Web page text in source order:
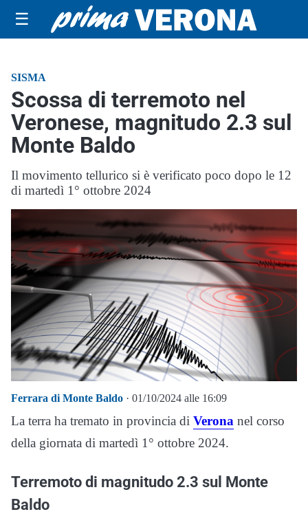
☰
SISMA
Scossa di terremoto nel
Veronese, magnitudo 2.3 sul
Monte Baldo
Il movimento tellurico si è verificato poco dopo le 12
di martedì 1° ottobre 2024
Ferrara di Monte Baldo · 01/10/2024 alle 16:09
La terra ha tremato in provincia di Verona nel corso
della giornata di martedì 1° ottobre 2024.
Terremoto di magnitudo 2.3 sul Monte
Baldo